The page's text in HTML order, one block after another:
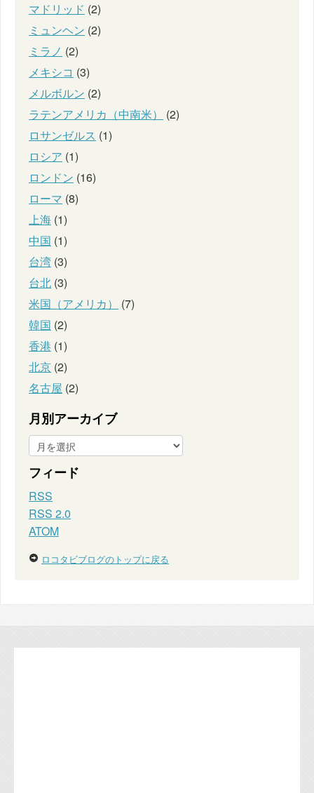
マドリッド (2)
ミュンヘン (2)
ミラノ (2)
メキシコ (3)
メルボルン (2)
ラテンアメリカ（中南米）
(2)
ロサンゼルス (1)
ロシア (1)
ロンドン (16)
ローマ (8)
上海 (1)
中国 (1)
台湾 (3)
台北 (3)
米国（アメリカ）
(7)
韓国 (2)
香港 (1)
北京 (2)
名古屋 (2)
月別アーカイブ
フィード
RSS
RSS 2.0
ATOM
ロコタビブログのトップに戻る